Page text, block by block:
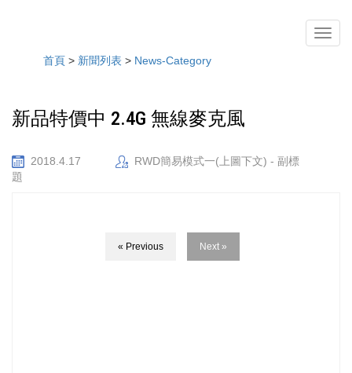
導
覽
首頁 > 新聞列表 > News-Category
新品特價中 2.4G 無線麥克風
2018.4.17
RWD簡易模式一(上圖下文) - 副標
題
« Previous Next »